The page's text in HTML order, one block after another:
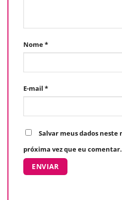
Nome*
E-mail *
Salvar meus dados neste
próxima vez que eu comentar.